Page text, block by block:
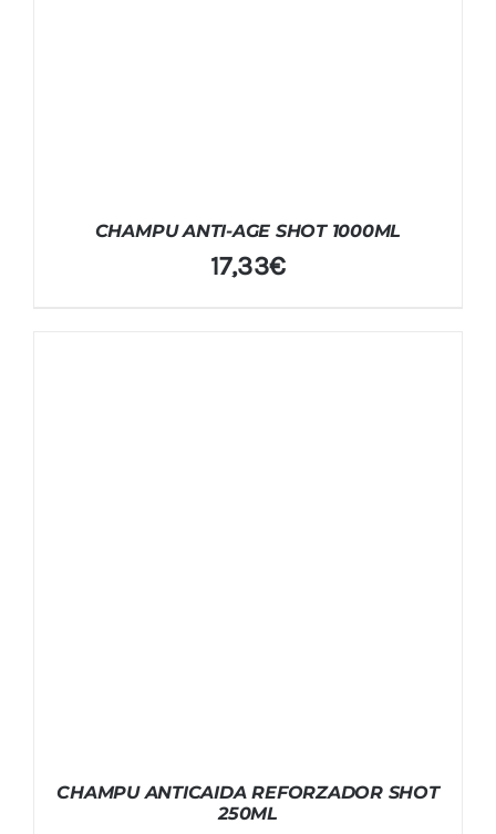
CHAMPU ANTI-AGE SHOT 1000ML
17,33€
CHAMPU ANTICAIDA REFORZADOR SHOT
250ML